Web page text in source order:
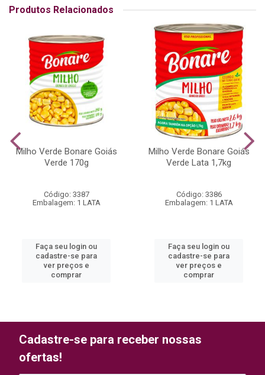
Produtos Relacionados
Milho Verde Bonare Goiás
Verde 170g
Código: 3387
Embalagem: 1 LATA
Faça seu login ou
cadastre-se para
ver preços e
comprar
Milho Verde Bonare Goiás
Verde Lata 1,7kg
Código: 3386
Embalagem: 1 LATA
Faça seu login ou
cadastre-se para
ver preços e
comprar
Cadastre-se para receber nossas
ofertas!